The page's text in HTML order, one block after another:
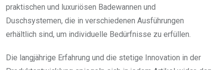
praktischen und luxuriösen Badewannen und
Duschsystemen, die in verschiedenen Ausführungen
erhältlich sind, um individuelle Bedürfnisse zu erfüllen.
Die langjährige Erfahrung und die stetige Innovation in der